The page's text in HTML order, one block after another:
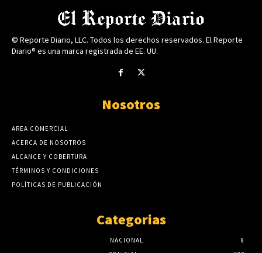
© Reporte Diario, LLC. Todos los derechos reservados. El Reporte
Diario® es una marca registrada de EE. UU.
Nosotros
AREA COMERCIAL
ACERCA DE NOSOTROS
ALCANCE Y COBERTURA
TÉRMINOS Y CONDICIONES
POLÍTICAS DE PUBLICACIÓN
Categorias
NACIONAL
8